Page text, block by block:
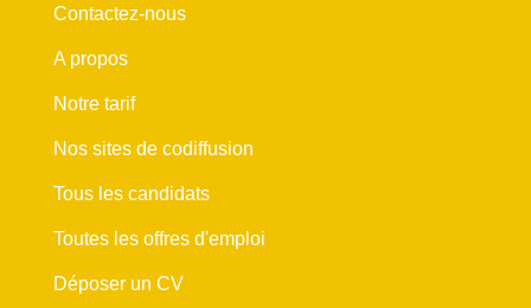
Contactez-nous
A propos
Notre tarif
Nos sites de codiffusion
Tous les candidats
Toutes les offres d'emploi
Déposer un CV